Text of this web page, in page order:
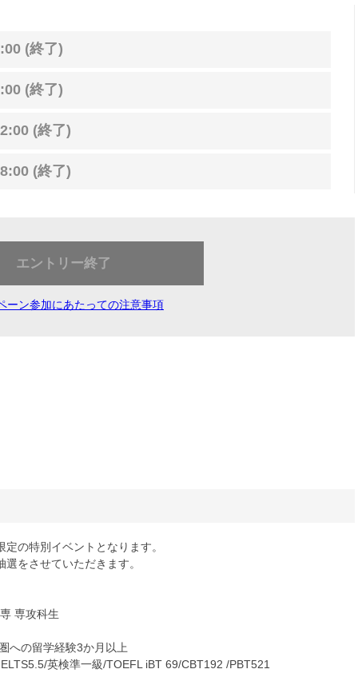
(終了)
(終了)
(終了)
(終了)
エントリー終了
ーン参加にあたっての注意事項
の特別イベントとなります。
をさせていただきます。
専攻科生
への留学経験3か月以上
英検準一級/TOEFL iBT 69/CBT192 /PBT521